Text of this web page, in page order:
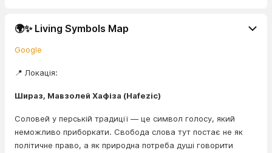
🌍✨ Living Symbols Map
Google
📍 Локація:
Шираз, Мавзолей Хафіза (Hafezic)
Соловей у перській традиції — це символ голосу, який
неможливо приборкати. Свобода слова тут постає не як
політичне право, а як природна потреба душі говорити